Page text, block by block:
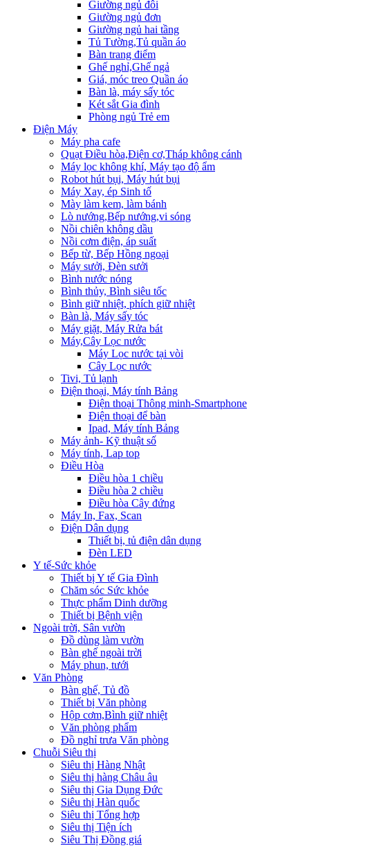
Giường ngủ đôi
Giường ngủ đơn
Giường ngủ hai tầng
Tủ Tường,Tủ quần áo
Bàn trang điểm
Ghế nghỉ,Ghế ngả
Giá, móc treo Quần áo
Bàn là, máy sấy tóc
Két sắt Gia đình
Phòng ngủ Trẻ em
Điện Máy
Máy pha cafe
Quạt Điều hòa,Điện cơ,Tháp không cánh
Máy lọc không khí, Máy tạo độ ẩm
Robot hút bụi, Máy hút bụi
Máy Xay, ép Sinh tố
Mày làm kem, làm bánh
Lò nướng,Bếp nướng,vi sóng
Nồi chiên không dầu
Nồi cơm điện, áp suất
Bếp từ, Bếp Hồng ngoại
Máy sưởi, Đèn sưởi
Bình nước nóng
Bình thủy, Bình siêu tốc
Bình giữ nhiệt, phích giữ nhiệt
Bàn là, Máy sấy tóc
Máy giặt, Máy Rửa bát
Máy,Cây Lọc nước
Máy Lọc nước tại vòi
Cây Lọc nước
Tivi, Tủ lạnh
Điện thoại, Máy tính Bảng
Điện thoại Thông minh-Smartphone
Điện thoại để bàn
Ipad, Máy tính Bảng
Máy ảnh- Kỹ thuật số
Máy tính, Lap top
Điều Hòa
Điều hòa 1 chiều
Điều hòa 2 chiều
Điều hòa Cây đứng
Máy In, Fax, Scan
Điện Dân dụng
Thiết bị, tủ điện dân dụng
Đèn LED
Y tế-Sức khỏe
Thiết bị Y tế Gia Đình
Chăm sóc Sức khỏe
Thực phẩm Dinh dưỡng
Thiết bị Bệnh viện
Ngoài trời, Sân vườn
Đồ dùng làm vườn
Bàn ghế ngoài trời
Máy phun, tưới
Văn Phòng
Bàn ghế, Tủ đồ
Thiết bị Văn phòng
Hộp cơm,Bình giữ nhiệt
Văn phòng phẩm
Đồ nghỉ trưa Văn phòng
Chuỗi Siêu thị
Siêu thị Hàng Nhật
Siêu thị hàng Châu âu
Siêu thị Gia Dụng Đức
Siêu thị Hàn quốc
Siêu thị Tổng hợp
Siêu thị Tiện ích
Siêu Thị Đồng giá